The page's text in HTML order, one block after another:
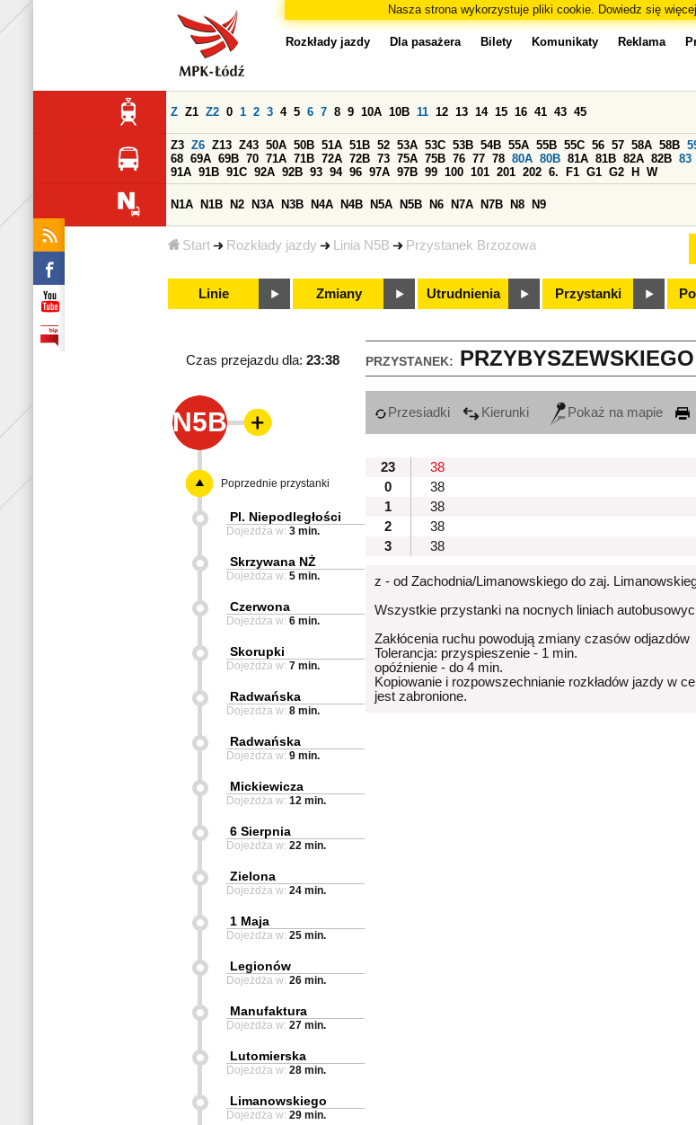
Nasza strona wykorzystuje pliki cookie. Dowiedz się
Start Rozkłady jazdy Linia N5B Przystanek Brzozowa
Rozkłady jazdy Dla pasażera Bilety Komunikaty Reklama
Z Z1 Z2 0 1 2 3 4 5 6 7 8 9 10A 10B 11 12 13 14 15 16 41 43 45
Z3 Z6 Z13 Z43 50A 50B 51A 51B 52 53A 53C 53B 54B 55A 55B 55C 56 57 58A 58B
68 69A 69B 70 71A 71B 72A 72B 73 75A 75B 76 77 78 80A 80B 81A 81B 82A 82B 83
91A 91B 91C 92A 92B 93 94 96 97A 97B 99 100 101 201 202 6. F1 G1 G2 H W
N1A N1B N2 N3A N3B N4A N4B N5A N5B N6 N7A N7B N8 N9
Linie Zmiany Utrudnienia Przystanki
PRZYSTANEK:
Czas przejazdu dla: 23:38
N5B Przesiadki Kierunki Pokaż na mapie
23
38
0
38
1
38
2
38
3
38
z - od Zachodnia/Limanowskiego do zaj.
Wszystkie przystanki na nocnych liniach
Zakłócenia ruchu powodują zmiany czasów odjazdów
Tolerancja: przyspieszenie - 1 min.
opóźnienie - do 4 min.
Kopiowanie i rozpowszechnianie rozkładów jazdy w
jest zabronione.
Poprzednie przystanki
Pl. Niepodległości
Dojeżdża w: 3 min.
Skrzywana NŻ
Dojeżdża w: 5 min.
Czerwona
Dojeżdża w: 6 min.
Skorupki
Dojeżdża w: 7 min.
Radwańska
Dojeżdża w: 8 min.
Radwańska
Dojeżdża w: 9 min.
Mickiewicza
Dojeżdża w: 12 min.
6 Sierpnia
Dojeżdża w: 22 min.
Zielona
Dojeżdża w: 24 min.
1 Maja
Dojeżdża w: 25 min.
Legionów
Dojeżdża w: 26 min.
Manufaktura
Dojeżdża w: 27 min.
Lutomierska
Dojeżdża w: 28 min.
Limanowskiego
Dojeżdża w: 29 min.